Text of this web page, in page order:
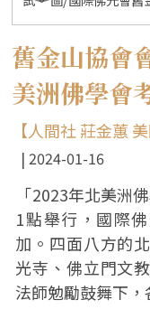
舊金山協會
美洲佛學會
【人間社 莊金蕙
2024-01-16
「2023年北美洲
1點舉行，國際
加。四面八方的
光寺、佛立門文
法師勉勵鼓舞下，